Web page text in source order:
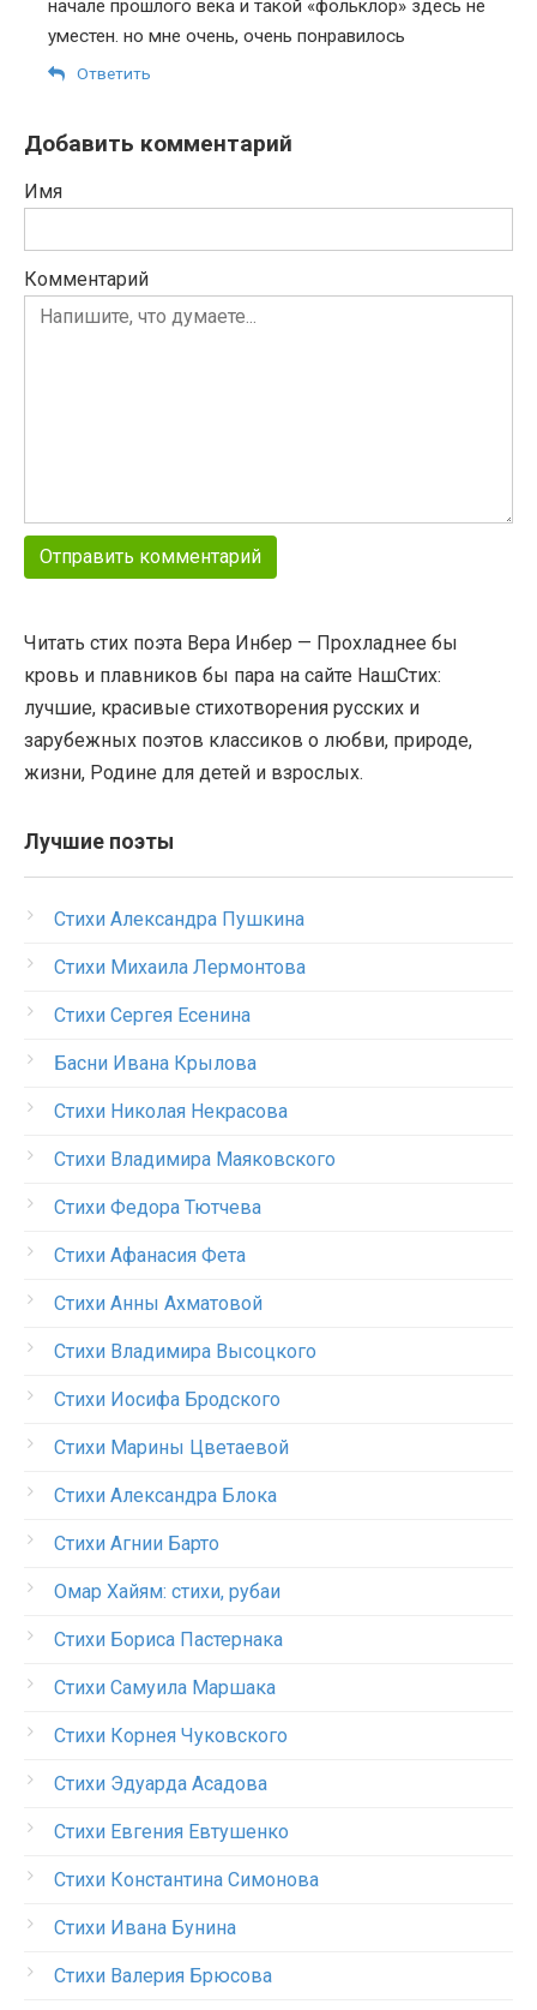
начале прошлого века и такой «фольклор» здесь не
уместен. но мне очень, очень понравилось
Ответить
Добавить комментарий
Имя
Комментарий
Читать стих поэта Вера Инбер — Прохладнее бы
кровь и плавников бы пара на сайте НашСтих:
лучшие, красивые стихотворения русских и
зарубежных поэтов классиков о любви, природе,
жизни, Родине для детей и взрослых.
Лучшие поэты
Стихи Александра Пушкина
Стихи Михаила Лермонтова
Стихи Сергея Есенина
Басни Ивана Крылова
Стихи Николая Некрасова
Стихи Владимира Маяковского
Стихи Федора Тютчева
Стихи Афанасия Фета
Стихи Анны Ахматовой
Стихи Владимира Высоцкого
Стихи Иосифа Бродского
Стихи Марины Цветаевой
Стихи Александра Блока
Стихи Агнии Барто
Омар Хайям: стихи, рубаи
Стихи Бориса Пастернака
Стихи Самуила Маршака
Стихи Корнея Чуковского
Стихи Эдуарда Асадова
Стихи Евгения Евтушенко
Стихи Константина Симонова
Стихи Ивана Бунина
Стихи Валерия Брюсова